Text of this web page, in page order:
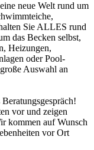
neue Welt rund um
Sie ALLES rund
das Becken selbst,
Heizungen,
oder Pool-
Auswahl an
vor und zeigen
kommen auf Wunsch
vor Ort